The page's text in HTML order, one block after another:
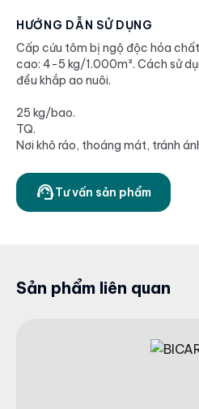
HƯỚNG DẪN SỬ DỤNG
Cấp cứu tôm bị ngộ độc hóa
cao: 4-5 kg/1.000m³. Cách sử
đều khắp ao nuôi.
25 kg/bao.
TQ.
Nơi khô ráo, thoáng mát, tránh
support_agentTư vấn sản phẩm
Sản phẩm liên quan